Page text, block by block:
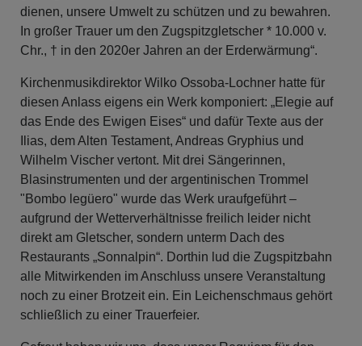
dienen, unsere Umwelt zu schützen und zu bewahren.
In großer Trauer um den Zugspitzgletscher * 10.000 v.
Chr., † in den 2020er Jahren an der Erderwärmung“.
Kirchenmusikdirektor Wilko Ossoba-Lochner hatte für
diesen Anlass eigens ein Werk komponiert: „Elegie auf
das Ende des Ewigen Eises“ und dafür Texte aus der
Ilias, dem Alten Testament, Andreas Gryphius und
Wilhelm Vischer vertont. Mit drei Sängerinnen,
Blasinstrumenten und der argentinischen Trommel
"Bombo legüero" wurde das Werk uraufgeführt –
aufgrund der Wetterverhältnisse freilich leider nicht
direkt am Gletscher, sondern unterm Dach des
Restaurants „Sonnalpin“. Dorthin lud die Zugspitzbahn
alle Mitwirkenden im Anschluss unsere Veranstaltung
noch zu einer Brotzeit ein. Ein Leichenschmaus gehört
schließlich zu einer Trauerfeier.